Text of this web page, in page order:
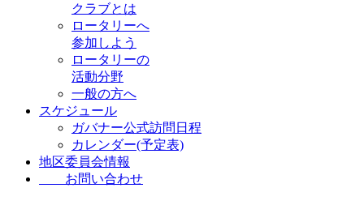
クラブとは
ロータリーへ
参加しよう
ロータリーの
活動分野
一般の方へ
スケジュール
ガバナー公式訪問日程
カレンダー(予定表)
地区委員会情報
お問い合わせ